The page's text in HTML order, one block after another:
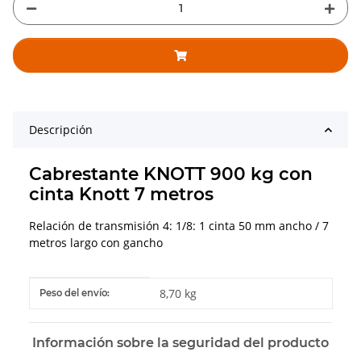
Descripción
Cabrestante KNOTT 900 kg con
cinta Knott 7 metros
Relación de transmisión 4: 1/8: 1 cinta 50 mm ancho / 7
metros largo con gancho
#productDetails.itemInformation#
#productDetails.itemValue#
Peso del envío: 8,70 kg
Información sobre la seguridad del producto